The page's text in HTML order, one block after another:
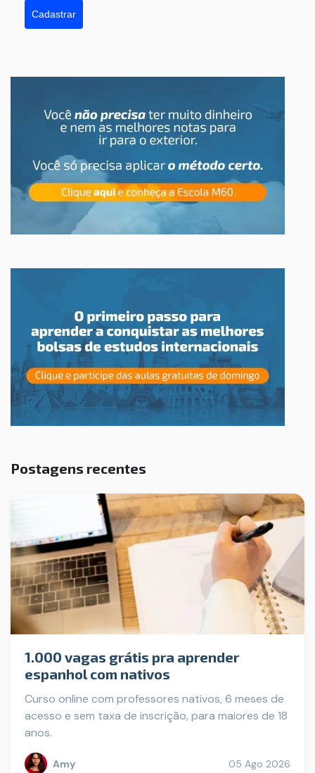
Cadastrar
Postagens recentes
1.000 vagas grátis pra aprender
espanhol com nativos
Curso online com professores nativos, 6 meses de
acesso e sem taxa de inscrição, para maiores de 18
anos.
Amy 05 Ago 2026